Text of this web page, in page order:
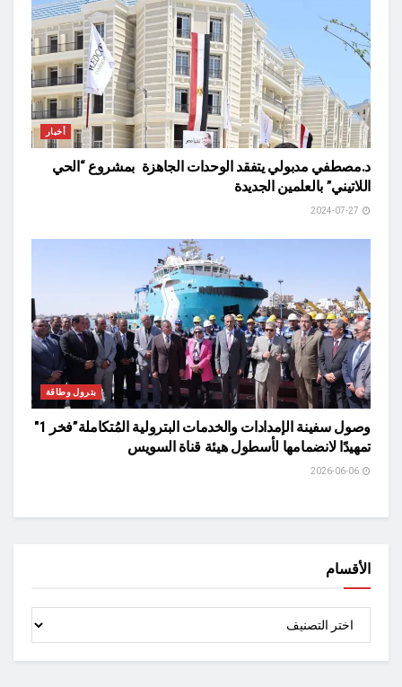
أخبار
د.مصطفي مدبولي يتفقد الوحدات الجاهزة بمشروع “الحي
اللاتيني” بالعلمين الجديدة
بترول وطاقة
وصول سفينة الإمدادات والخدمات البترولية المُتكاملة”فخر 1″
تمهيدًا لانضمامها لأسطول هيئة قناة السويس
الأقسام